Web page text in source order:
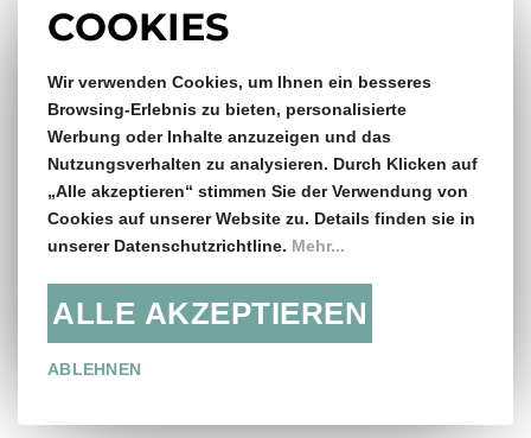
COOKIES
Wir verwenden Cookies, um Ihnen ein besseres
Browsing-Erlebnis zu bieten, personalisierte
Werbung oder Inhalte anzuzeigen und das
Nutzungsverhalten zu analysieren. Durch Klicken auf
„Alle akzeptieren“ stimmen Sie der Verwendung von
Cookies auf unserer Website zu. Details finden sie in
unserer Datenschutzrichtline. Mehr...
ALLE AKZEPTIEREN
ABLEHNEN
Gratis Versand & Rückversand
ab €150,- Bestellwert
14 Tage Rückgaberecht